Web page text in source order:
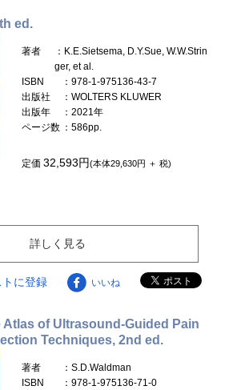
ed.
著者
：K.E.Sietsema, D.Y.Sue, W.W.Strin
ger, et al.
ISBN
：978-1-975136-43-7
出版社
：WOLTERS KLUWER
出版年
：2021年
ページ数 ：586pp.
定価32,593円(本体29,630円 ＋ 税)
詳しく見る
に登録 いいね
of Ultrasound-Guided Pain
Techniques, 2nd ed.
著者
：S.D.Waldman
ISBN
：978-1-975136-71-0